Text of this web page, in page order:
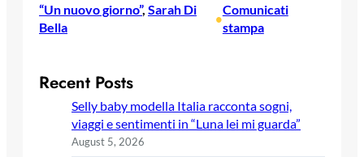
“Un nuovo giorno”, Sarah Di
Bella
•
Comunicati
stampa
Recent Posts
Selly baby modella Italia racconta sogni,
viaggi e sentimenti in “Luna lei mi guarda”
August 5, 2026